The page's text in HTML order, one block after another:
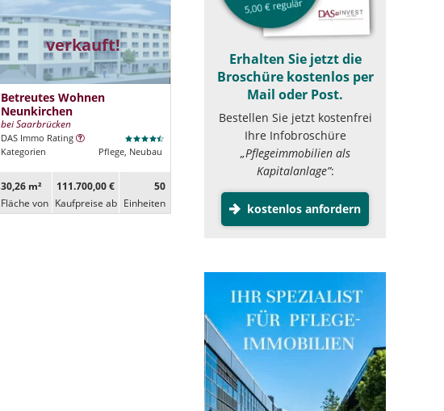
verkauft!
Betreutes Wohnen
Neunkirchen
bei Saarbrücken
DAS Immo Rating
Kategorien
Pflege, Neubau
30,26 m²
Fläche von
111.700,00 €
Kaufpreise ab
50
Ein­heiten
Erhalten Sie jetzt die
Broschüre kostenlos per
Mail oder Post.
Bestellen Sie jetzt kostenfrei
Ihre Infobroschüre
„Pflegeimmobilien als
Kapitalanlage”:
kostenlos anfordern